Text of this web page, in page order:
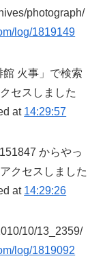
photograph/
log/1819149
火事」で検索
セスしました
at 14:29:57
からやっ
クセスしました
at 14:29:26
10/13_2359/
log/1819092